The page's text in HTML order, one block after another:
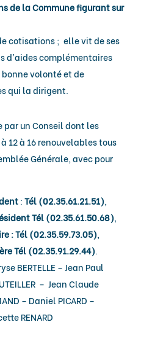
de la Commune figurant sur
cotisations ; elle vit de ses
d’aides complémentaires
volonté et de
qui la dirigent.
par un Conseil dont les
12 à 16 renouvelables tous
Générale, avec pour
:Tél (02.35.61.21.51),
Tél (02.35.61.50.68),
: Tél (02.35.59.73.05),
Tél (02.35.91.29.44).
BERTELLE – Jean Paul
– Jean Claude
– Daniel PICARD –
RENARD